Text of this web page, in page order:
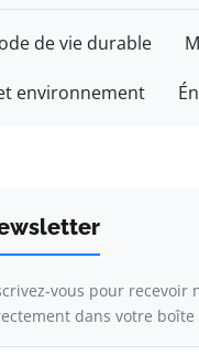
de vie durable
environnement
vous pour recevoir
dans votre boîte